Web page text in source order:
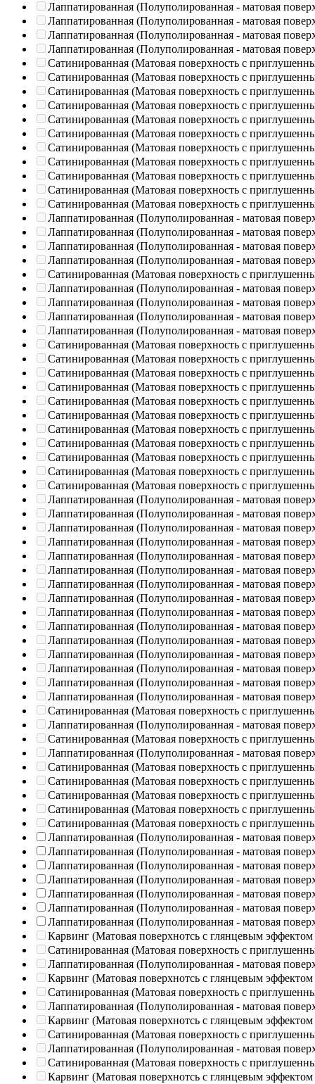
Лаппатированная (Полуполированная - матовая
Лаппатированная (Полуполированная - матовая
Лаппатированная (Полуполированная - матовая
Лаппатированная (Полуполированная - матовая
Сатинированная (Матовая поверхность с
Сатинированная (Матовая поверхность с
Сатинированная (Матовая поверхность с
Сатинированная (Матовая поверхность с
Сатинированная (Матовая поверхность с
Сатинированная (Матовая поверхность с
Сатинированная (Матовая поверхность с
Сатинированная (Матовая поверхность с
Сатинированная (Матовая поверхность с
Сатинированная (Матовая поверхность с
Сатинированная (Матовая поверхность с
Лаппатированная (Полуполированная - матовая
Лаппатированная (Полуполированная - матовая
Лаппатированная (Полуполированная - матовая
Лаппатированная (Полуполированная - матовая
Сатинированная (Матовая поверхность с
Лаппатированная (Полуполированная - матовая
Лаппатированная (Полуполированная - матовая
Лаппатированная (Полуполированная - матовая
Лаппатированная (Полуполированная - матовая
Сатинированная (Матовая поверхность с
Сатинированная (Матовая поверхность с
Сатинированная (Матовая поверхность с
Сатинированная (Матовая поверхность с
Сатинированная (Матовая поверхность с
Сатинированная (Матовая поверхность с
Сатинированная (Матовая поверхность с
Сатинированная (Матовая поверхность с
Сатинированная (Матовая поверхность с
Сатинированная (Матовая поверхность с
Сатинированная (Матовая поверхность с
Лаппатированная (Полуполированная - матовая
Лаппатированная (Полуполированная - матовая
Лаппатированная (Полуполированная - матовая
Лаппатированная (Полуполированная - матовая
Лаппатированная (Полуполированная - матовая
Лаппатированная (Полуполированная - матовая
Лаппатированная (Полуполированная - матовая
Лаппатированная (Полуполированная - матовая
Лаппатированная (Полуполированная - матовая
Лаппатированная (Полуполированная - матовая
Лаппатированная (Полуполированная - матовая
Лаппатированная (Полуполированная - матовая
Лаппатированная (Полуполированная - матовая
Лаппатированная (Полуполированная - матовая
Лаппатированная (Полуполированная - матовая
Сатинированная (Матовая поверхность с
Лаппатированная (Полуполированная - матовая
Сатинированная (Матовая поверхность с
Лаппатированная (Полуполированная - матовая
Сатинированная (Матовая поверхность с
Сатинированная (Матовая поверхность с
Сатинированная (Матовая поверхность с
Сатинированная (Матовая поверхность с
Сатинированная (Матовая поверхность с
Лаппатированная (Полуполированная - матовая
Лаппатированная (Полуполированная - матовая
Лаппатированная (Полуполированная - матовая
Лаппатированная (Полуполированная - матовая
Лаппатированная (Полуполированная - матовая
Лаппатированная (Полуполированная - матовая
Лаппатированная (Полуполированная - матовая
Карвинг (Матовая поверхнотсь с глянцевым эффектом
Сатинированная (Матовая поверхность с
Лаппатированная (Полуполированная - матовая
Карвинг (Матовая поверхнотсь с глянцевым эффектом
Сатинированная (Матовая поверхность с
Лаппатированная (Полуполированная - матовая
Карвинг (Матовая поверхнотсь с глянцевым эффектом
Сатинированная (Матовая поверхность с
Лаппатированная (Полуполированная - матовая
Сатинированная (Матовая поверхность с
Карвинг (Матовая поверхнотсь с глянцевым эффектом